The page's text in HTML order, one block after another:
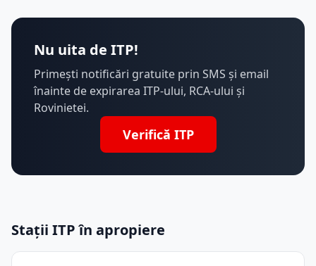
Nu uita de ITP!
Primești notificări gratuite prin SMS și email
înainte de expirarea ITP-ului, RCA-ului și
Rovinietei.
Verifică ITP
Stații ITP în apropiere